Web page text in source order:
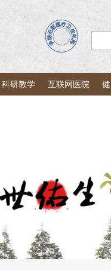
科研教学 互联网医院